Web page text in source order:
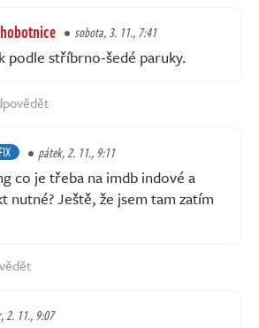
sobota, 3. 11., 7:41
podle stříbrno-šedé paruky.
pátek, 2. 11., 9:11
co je třeba na imdb indové a
nutné? Ještě, že jsem tam zatím
2. 11., 9:07